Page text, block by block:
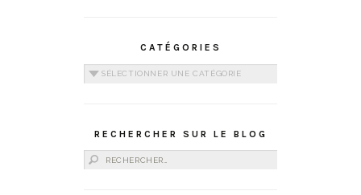
CATÉGORIES
Catégories
RECHERCHER SUR LE BLOG
Rechercher :